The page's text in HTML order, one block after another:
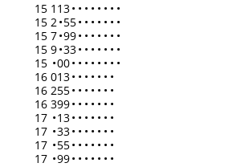
15 113• • • • • • • •
15 2•55• • • • • • •
15 7•99• • • • • • •
15 9•33• • • • • • •
15 •00• • • • • • • •
16 013• • • • • • •
16 255• • • • • • •
16 399• • • • • • •
17 •13• • • • • • •
17 •33• • • • • • •
17 •55• • • • • • •
17 •99• • • • • • •